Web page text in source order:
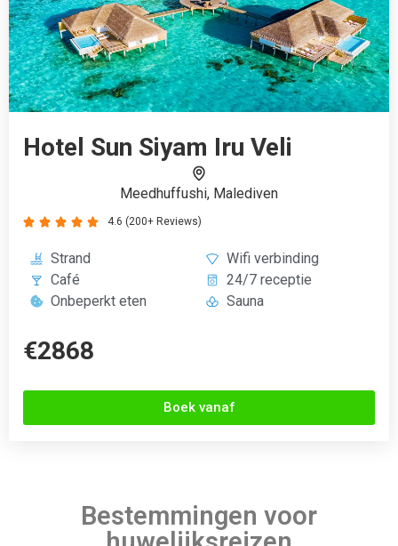
Hotel Sun Siyam Iru Veli
Meedhuffushi, Malediven
4.6 (200+ Reviews)
    
Strand
Wifi verbinding
Café
24/7 receptie
Onbeperkt eten
Sauna
€2868
Boek vanaf
Bestemmingen voor